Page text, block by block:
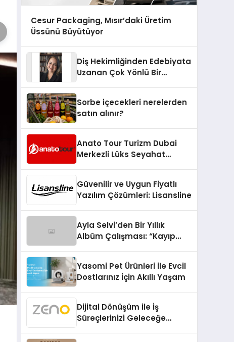
Cesur Packaging, Mısır’daki Üretim
Üssünü Büyütüyor
Diş Hekimliğinden Edebiyata
Uzanan Çok Yönlü Bir
Sorbe içecekleri nerelerden
satın alınır?
Anato Tour Turizm Dubai
Merkezli Lüks Seyahat
Güvenilir ve Uygun Fiyatlı
Yazılım Çözümleri: Lisansline
Ayla Selvi’den Bir Yıllık
Albüm Çalışması: “Kayıp
Yasomi Pet Ürünleri ile Evcil
Dostlarınız İçin Akıllı Yaşam
Dijital Dönüşüm ile İş
Süreçlerinizi Geleceğe